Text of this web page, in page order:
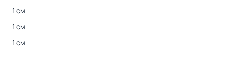
1 см
1 см
1 см